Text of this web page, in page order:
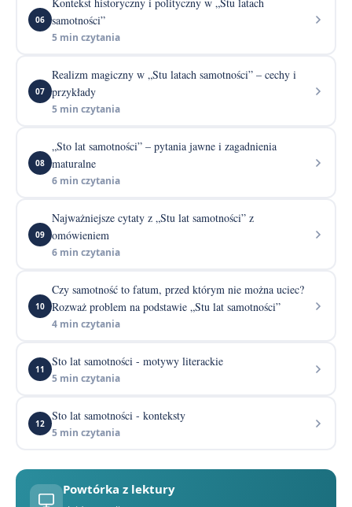
06
samotności”
5 min czytania
07
Realizm magiczny w „Stu latach samotności” – cechy i
przykłady
5 min czytania
08
„Sto lat samotności” – pytania jawne i zagadnienia
maturalne
6 min czytania
09
Najważniejsze cytaty z „Stu lat samotności” z
omówieniem
6 min czytania
10
Czy samotność to fatum, przed którym nie można uciec?
Rozważ problem na podstawie „Stu lat samotności”
4 min czytania
11
Sto lat samotności - motywy literackie
5 min czytania
12
Sto lat samotności - konteksty
5 min czytania
Powtórka z lektury